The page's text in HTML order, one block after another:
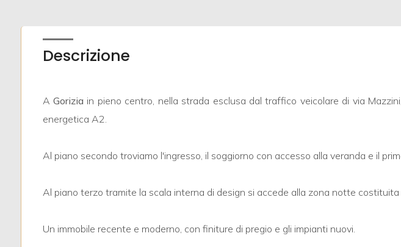
Descrizione
AGorizia in pieno centro, nella strada esclusa dal traffico veicolare di via
energetica A2.
Al piano secondo troviamo l'ingresso, il soggiorno con accesso alla veranda e il
Al piano terzo tramite la scala interna di design si accede alla zona notte
Un immobile recente e moderno, con finiture di pregio e gli impianti nuovi.
Locali